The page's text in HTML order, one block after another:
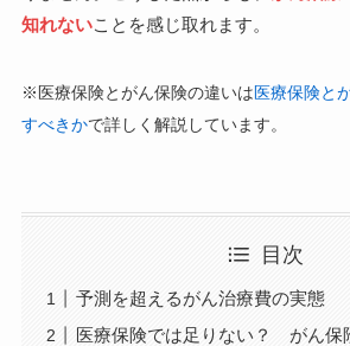
知れないことを感じ取れます。
※医療保険とがん保険の違いは 医療保険と
すべきかで詳しく解説しています。
目次
予測を超えるがん治療費の実態
医療保険では足りない？ がん保